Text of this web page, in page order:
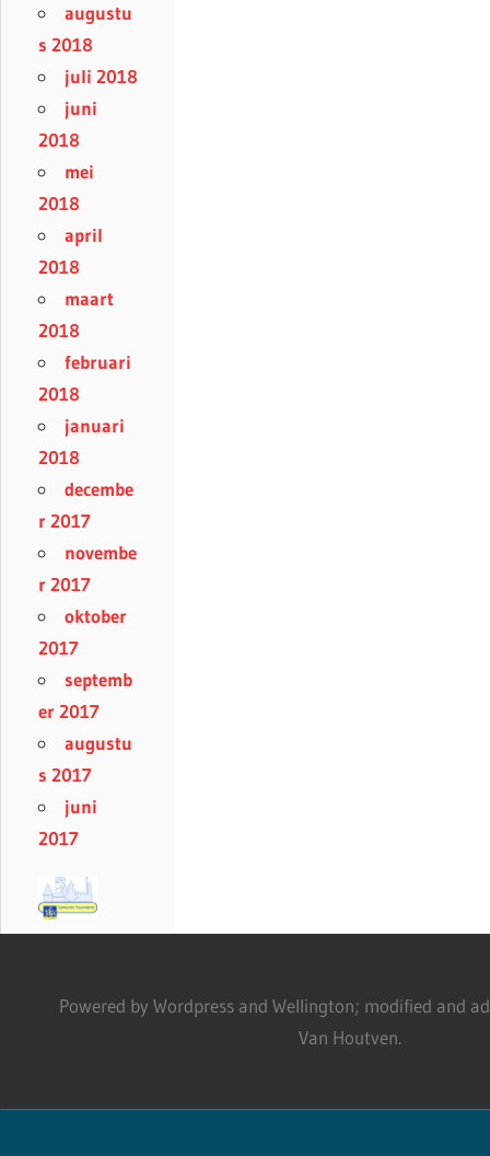
augustu
s 2018
juli 2018
juni
2018
mei
2018
april
2018
maart
2018
februari
2018
januari
2018
decembe
r 2017
novembe
r 2017
oktober
2017
septemb
er 2017
augustu
s 2017
juni
2017
Powered by Wordpress and Wellington; modified and
Van Houtven.